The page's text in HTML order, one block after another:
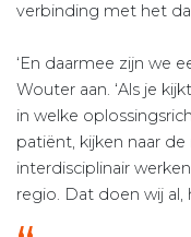
verbinding met het
‘En daarmee zijn we
Wouter aan. ‘Als je
in welke
patiënt, kijken naar
interdisciplinair
regio. Dat doen wij al,